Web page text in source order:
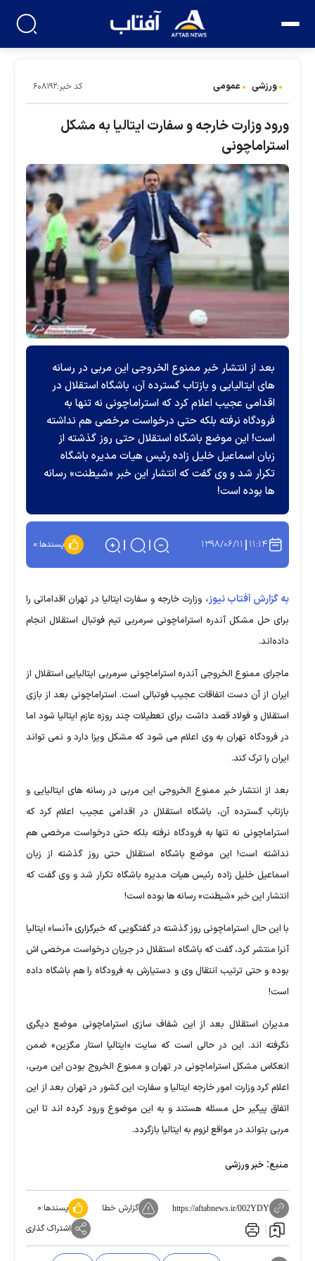
ورزشی عمومی کد خبر:۶۰۸۱۹۲
ورود وزارت خارجه و سفارت ایتالیا به مشکل
استراماچونی
بعد از انتشار خبر ممنوع الخروجی این مربی در رسانه
های ایتالیایی و بازتاب گسترده آن، باشگاه استقلال در
اقدامی عجیب اعلام کرد که استراماچونی نه تنها به
فرودگاه نرفته بلکه حتی درخواست مرخصی هم نداشته
است! این موضع باشگاه استقلال حتی روز گذشته از
زبان اسماعیل خلیل زاده رئیس هیات مدیره باشگاه
تکرار شد و وی گفت که انتشار این خبر «شیطنت» رسانه
ها بوده است!
۱۱:۱۴ ۱۳۹۸/۰۶/۱۱ پسندها:۰
به گزارش آفتاب نیوز، وزارت خارجه و سفارت ایتالیا در تهران اقداماتی را
برای حل مشکل آندره استراماچونی سرمربی تیم فوتبال استقلال انجام
داده‌اند.
ماجرای ممنوع الخروجی آندره استراماچونی سرمربی ایتالیایی استقلال از
ایران از آن دست اتفاقات عجیب فوتبالی است. استراماچونی بعد از بازی
استقلال و فولاد قصد داشت برای تعطیلات چند روزه عازم ایتالیا شود اما
در فرودگاه تهران به وی اعلام می شود که مشکل ویزا دارد و نمی تواند
ایران را ترک کند.
بعد از انتشار خبر ممنوع الخروجی این مربی در رسانه های ایتالیایی و
بازتاب گسترده آن، باشگاه استقلال در اقدامی عجیب اعلام کرد که
استراماچونی نه تنها به فرودگاه نرفته بلکه حتی درخواست مرخصی هم
نداشته است! این موضع باشگاه استقلال حتی روز گذشته از زبان
اسماعیل خلیل زاده رئیس هیات مدیره باشگاه تکرار شد و وی گفت که
انتشار این خبر «شیطنت» رسانه ها بوده است!
با این حال استراماچونی روز گذشته در گفتگویی که خبرگزاری «آنسا» ایتالیا
آنرا منتشر کرد، گفت که باشگاه استقلال در جریان درخواست مرخصی اش
بوده و حتی ترتیب انتقال وی و دستیارش به فرودگاه را هم باشگاه داده
است!
مدیران استقلال بعد از این شفاف سازی استراماچونی موضع دیگری
نگرفته اند. این در حالی است که سایت «ایتالیا استار مگزین» ضمن
انعکاس مشکل استراماچونی در تهران و ممنوع الخروج بودن این مربی،
اعلام کرد وزارت امور خارجه ایتالیا و سفارت این کشور در تهران بعد از این
اتفاق پیگیر حل مسئله هستند و به این موضوع ورود کرده اند تا این
مربی بتواند در مواقع لزوم به ایتالیا بازگردد.
منبع: خبر ورزشی
https://aftabnews.ir/002YDY گزارش خطا پسندها:۰
اشتراک گذاری